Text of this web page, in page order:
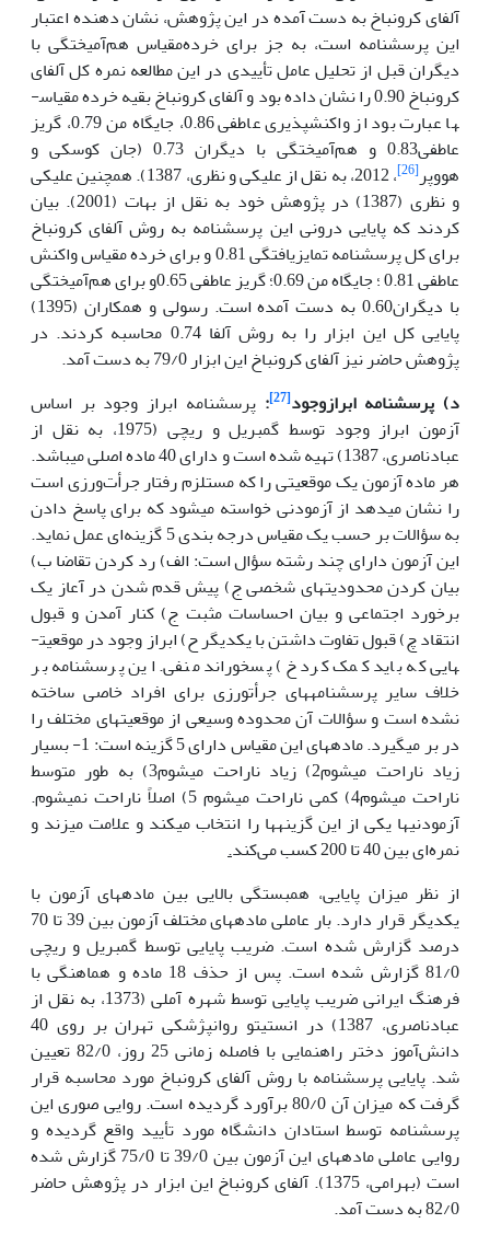
آلفای کرونباخ به دست آمده در این پژوهش، نشان دهنده اعتبار
این پرسشنامه است، به جز برای خرده‌مقیاس هم‌آمیختگی با
دیگران قبل از تحلیل عامل تأییدی در این مطالعه نمره کل آلفای
کرونباخ 0.90 را نشان داده بود و آلفای کرونباخ بقیه خرده مقیاس­
ها عبارت بود از واکنش­پذیری عاطفی 0.86، جایگاه من 0.79، گریز
عاطفی0.83 و هم‌آمیختگی با دیگران 0.73 (جان کوسکی و
هووپر[26]
، 2012، به نقل از علیکی و نظری، 1387). همچنین علیکی
و نظری (1387) در پژوهش خود به نقل از بهات (2001). بیان
کردند که پایایی درونی این پرسشنامه به روش آلفای کرونباخ
برای کل پرسشنامه تمایزیافتگی 0.81 و برای خرده مقیاس واکنش
عاطفی 0.81 ؛ جایگاه من 0.69؛ گریز عاطفی 0.65و برای هم‌آمیختگی
با دیگران0.60 به دست آمده است. رسولی و همکاران (1395)
پایایی کل این ابزار را به روش آلفا 0.74 محاسبه کردند. در
پژوهش حاضر نیز آلفای کرونباخ این ابزار 79/0 به دست آمد.
د) پرسشنامه ابرازوجود[27]
:پرسشنامه ابراز وجود بر اساس
آزمون ابراز وجود توسط گمبریل و ریچی (1975، به نقل از
عبادناصری، 1387) تهیه شده است و دارای 40 ماده اصلی می­باشد.
هر ماده آزمون یک موقعیتی را که مستلزم رفتار جرأت‌ورزی است
را نشان می­دهد از آزمودنی خواسته می­شود که برای پاسخ دادن
به سؤالات بر حسب یک مقیاس درجه بندی 5 گزینه‌ای عمل نماید.
این آزمون دارای چند رشته سؤال است: الف) رد کردن تقاضا ب)
بیان کردن محدودیت­های شخصی ج) پیش قدم شدن در آعاز یک
برخورد اجتماعی و بیان احساسات مثبت ج) کنار آمدن و قبول
انتقاد چ) قبول تفاوت داشتن با یکدیگر ح) ابراز وجود در موقعیت­
هایی که باید کمک کرد خ) پسخوراند منفی. این پرسشنامه بر
خلاف سایر پرسشنامه­های جرأت­ورزی برای افراد خاصی ساخته
نشده است و سؤالات آن محدوده وسیعی از موقعیت­های مختلف را
در بر می­گیرد.
ماده­های این مقیاس دارای 5 گزینه است: 1- بسیار
زیاد ناراحت می­شوم2) زیاد ناراحت می­شوم3) به طور متوسط
ناراحت می­شوم4) کمی ناراحت می­شوم 5) اصلاً ناراحت نمی­شوم.
آزمودنی­ها یکی از این گزینه­ها را انتخاب می­کند و علامت می­زند و
نمره‌ای بین 40 تا 200 کسب می‌کند
.
از نظر میزان پایایی، همبستگی بالایی بین ماده­های آزمون با
یکدیگر قرار دارد. بار عاملی ماده­های مختلف آزمون بین 39 تا 70
درصد گزارش شده است. ضریب پایایی توسط گمبریل و ریچی
81/0 گزارش شده است. پس از حذف 18 ماده و هماهنگی با
فرهنگ ایرانی ضریب پایایی توسط شهره آملی (1373، به نقل از
عبادناصری، 1387) در انستیتو روانپژشکی تهران بر روی 40
دانش‌آموز دختر راهنمایی با فاصله زمانی 25 روز، 82/0 تعیین
شد. پایایی پرسشنامه با روش آلفای کرونباخ مورد محاسبه قرار
گرفت که میزان آن 80/0 برآورد گردیده است. روایی صوری این
پرسشنامه توسط استادان دانشگاه مورد تأیید واقع گردیده و
روایی عاملی ماده­های این آزمون بین 39/0 تا 75/0 گزارش شده
است (بهرامی، 1375). آلفای کرونباخ این ابزار در پژوهش حاضر
82/0 به دست آمد.